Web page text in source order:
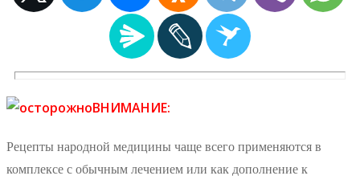
ВНИМАНИЕ:
Рецепты народной медицины чаще всего применяются в
комплексе с обычным лечением или как дополнение к